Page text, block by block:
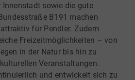
Innenstadt sowie die gute
B191 machen
für Pendler. Zudem
Freizeitmöglichkeiten – von
in der Natur bis hin zu
Veranstaltungen.
und entwickelt sich zu